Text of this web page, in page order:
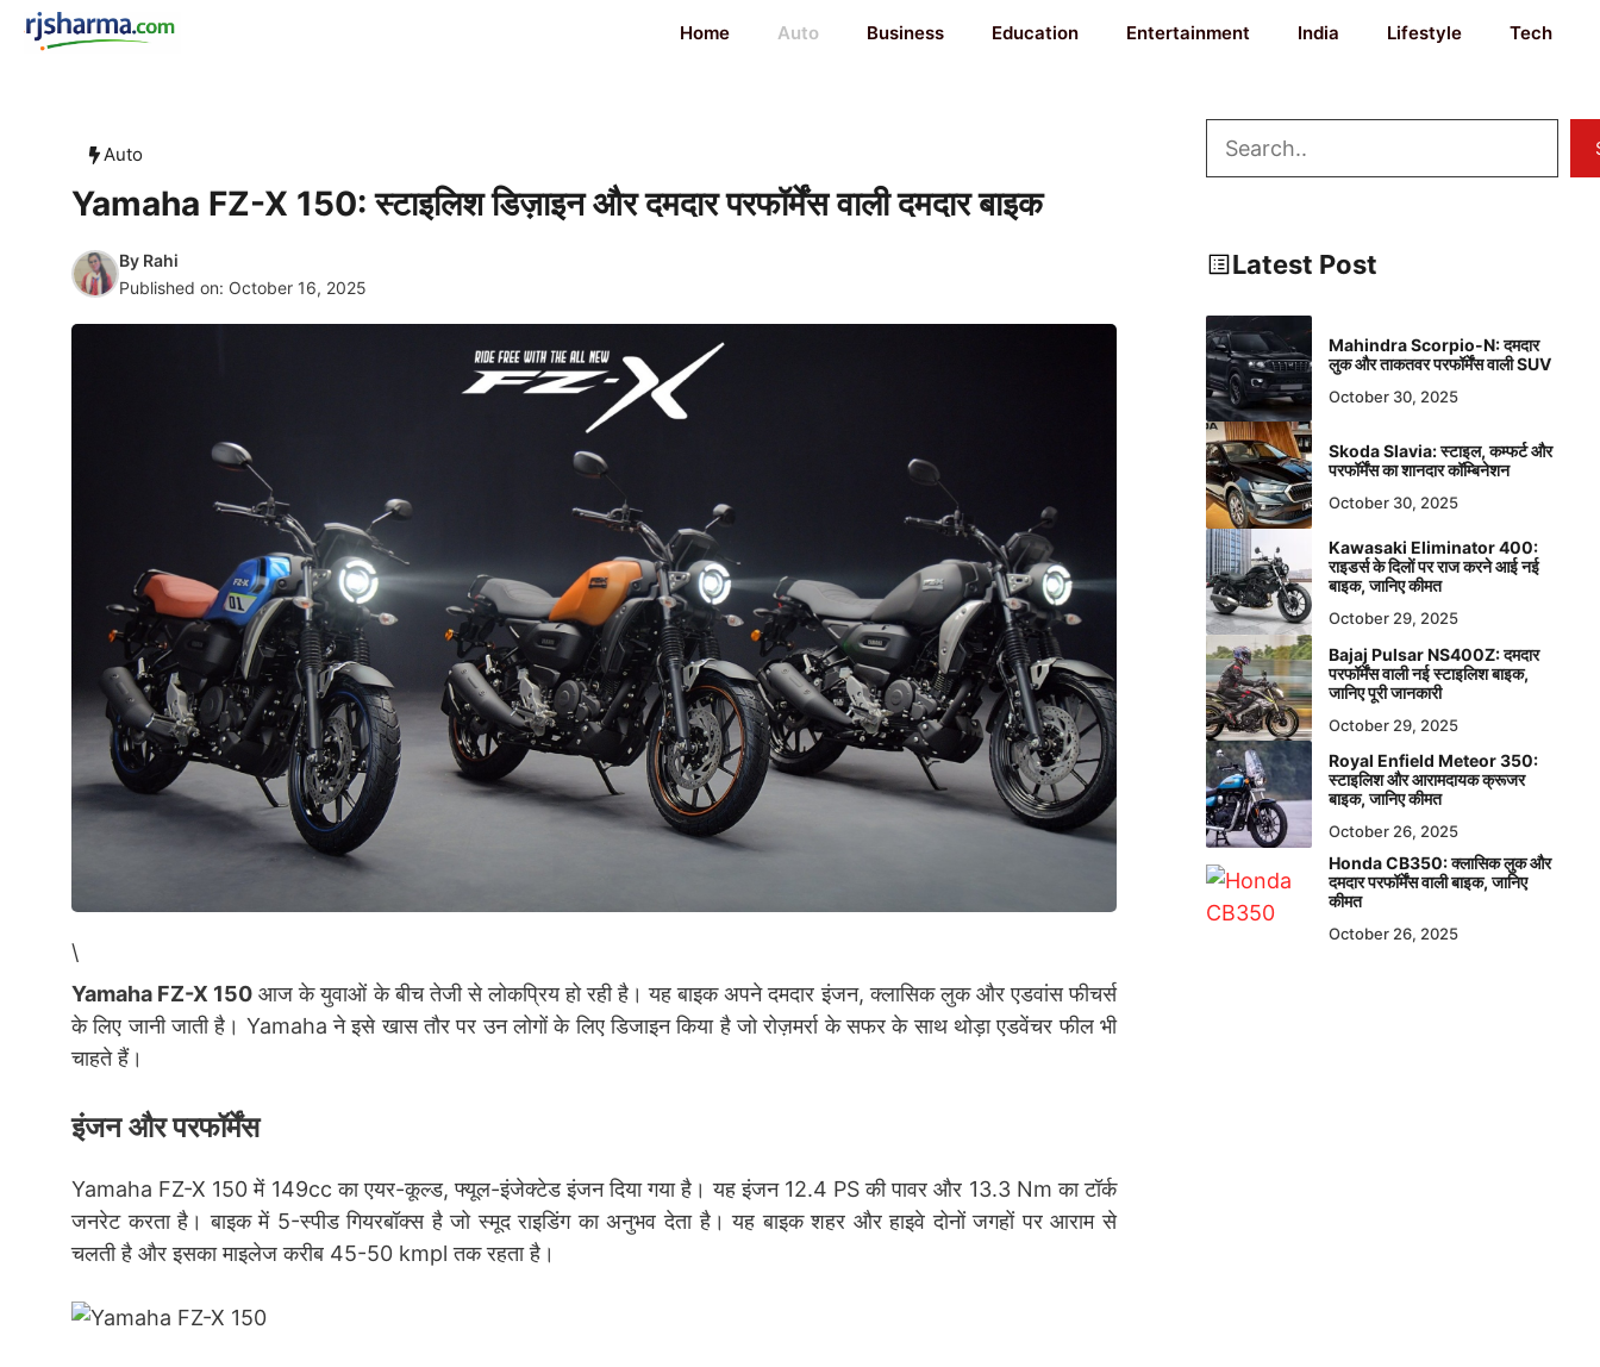
Skip
Home Auto Business Education Entertainment India Lifestyle Tech
Auto
Yamaha FZ-X 150: स्टाइलिश डिज़ाइन और दमदार परफॉर्मेंस वाली दमदार बाइक
By Rahi
Published on: October 16, 2025
\
Yamaha FZ-X 150 आज के युवाओं के बीच तेजी से लोकप्रिय हो रही है। यह बाइक अपने दमदार इंजन, क्लासिक लुक और एडवांस फीचर्स
के लिए जानी जाती है। Yamaha ने इसे खास तौर पर उन लोगों के लिए डिजाइन किया है जो रोज़मर्रा के सफर के साथ थोड़ा एडवेंचर फील भी
चाहते हैं।
इंजन और परफॉर्मेंस
Yamaha FZ-X 150 में 149cc का एयर-कूल्ड, फ्यूल-इंजेक्टेड इंजन दिया गया है। यह इंजन 12.4 PS की पावर और 13.3 Nm का टॉर्क
जनरेट करता है। बाइक में 5-स्पीड गियरबॉक्स है जो स्मूद राइडिंग का अनुभव देता है। यह बाइक शहर और हाइवे दोनों जगहों पर आराम से
चलती है और इसका माइलेज करीब 45-50 kmpl तक रहता है।
Search
Latest Post
Mahindra Scorpio-N: दमदार
लुक और ताकतवर परफॉर्मेंस वाली SUV
October 30, 2025
Skoda Slavia: स्टाइल, कम्फर्ट और
परफॉर्मेंस का शानदार कॉम्बिनेशन
October 30, 2025
Kawasaki Eliminator 400:
राइडर्स के दिलों पर राज करने आई नई
बाइक, जानिए कीमत
October 29, 2025
Bajaj Pulsar NS400Z: दमदार
परफॉर्मेंस वाली नई स्टाइलिश बाइक,
जानिए पूरी जानकारी
October 29, 2025
Royal Enfield Meteor 350:
स्टाइलिश और आरामदायक क्रूजर
बाइक, जानिए कीमत
October 26, 2025
Honda CB350: क्लासिक लुक और
दमदार परफॉर्मेंस वाली बाइक, जानिए
कीमत
October 26, 2025